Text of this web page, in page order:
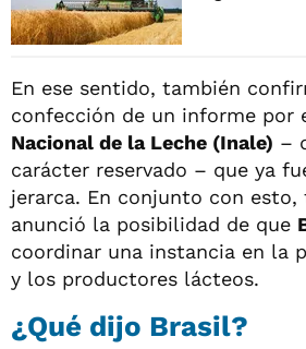
En ese sentido, también
confección de un informe por
Nacional de la Leche (Inale) –
carácter reservado – que ya
jerarca. En conjunto con esto,
anunció la posibilidad de que
coordinar una instancia en la
y los productores lácteos.
¿Qué dijo Brasil?